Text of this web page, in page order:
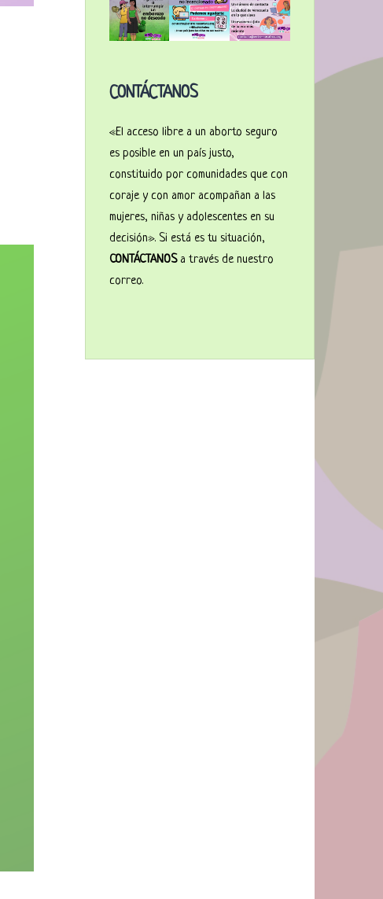
CONTÁCTANOS
«El acceso libre a un aborto seguro
es posible en un país justo,
constituido por comunidades que con
coraje y con amor acompañan a las
mujeres, niñas y adolescentes en su
decisión». Si está es tu situación,
CONTÁCTANOSa través de nuestro
correo.